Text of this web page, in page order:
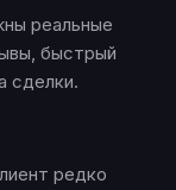
реальные
быстрый
сделки.
редко